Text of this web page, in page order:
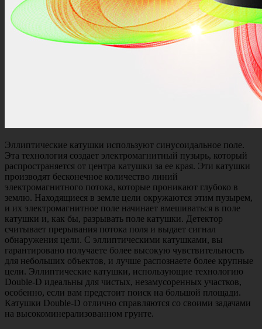
Эллиптические катушки используют синусоидальное поле.
Эта технология создает электромагнитный пузырь, который
распространяется от центра катушки за ее края. Эти катушки
производят бесконечное количество линий
электромагнитного потока, которые проникают глубоко в
землю. Находящиеся в земле цели окружаются этим пузырем,
и их электромагнитное поле начинает вмешиваться в поле
катушки и, как бы, разрывать поле катушки. Детектор
считывает прерывания потока поля и выдает сигнал
обнаружения цели. С эллиптическими катушками, вы
гарантировано получаете более высокую чувствительность
для небольших объектов, и лучше распознаете более крупные
цели. Эллиптические катушки, использующие технологию
Double-D идеальны для чистых, незамусоренных участков,
особенно, если вам предстоит поиск на большой площади.
Катушки Double-D отлично справляются со своими задачами
на высокоминерализованном грунте.